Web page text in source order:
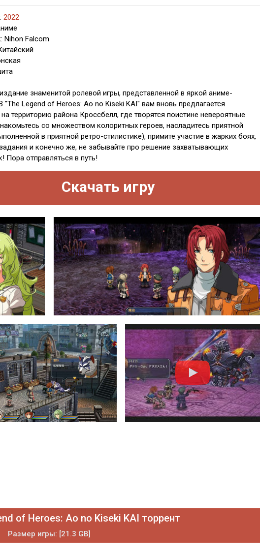
2022
Nihon Falcom
знаменитой ролевой игры, представленной в яркой аниме-
"The Legend of Heroes: Ao no Kiseki KAI" вам вновь предлагается
территорию района Кроссбелл, где творятся поистине невероятные
со множеством колоритных героев, насладитесь приятной
в приятной ретро-стилистике), примите участие в жарких боях,
и конечно же, не забывайте про решение захватывающих
Пора отправляться в путь!
Скачать игру
of Heroes: Ao no Kiseki KAI торрент
Размер игры: [21.3 GB]